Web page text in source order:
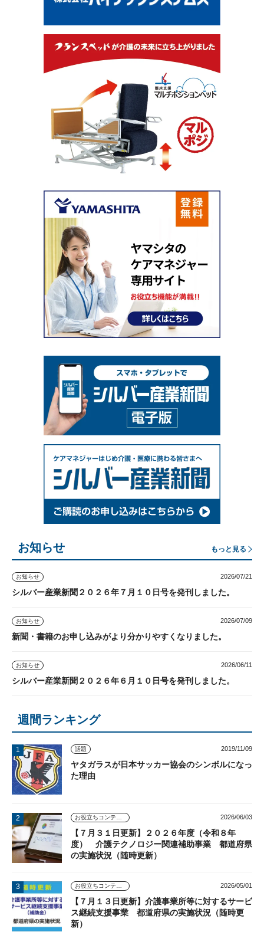
お知らせ もっと見る
お知らせ 2026/07/21
シルバー産業新聞２０２６年７月１０日号を発刊しました。
お知らせ 2026/07/09
新聞・書籍のお申し込みがより分かりやすくなりました。
お知らせ 2026/06/11
シルバー産業新聞２０２６年６月１０日号を発刊しました。
週間ランキング
話題 2019/11/09
ヤタガラスが日本サッカー協会のシンボルになっ
た理由
2026/06/03
【７月３１日更新】２０２６年度（令和８年
度） 介護テクノロジー関連補助事業 都道府県
の実施状況（随時更新）
2026/05/01
【７月１３日更新】介護事業所等に対するサービ
ス継続支援事業 都道府県の実施状況（随時更
新）